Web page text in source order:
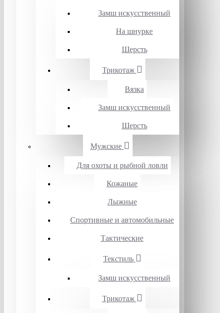
Замш искусственный
На шнурке
Шерсть
Трикотаж
Вязка
Замш искусственный
Шерсть
Мужские
Для охоты и рыбной ловли
Кожаные
Лыжные
Спортивные и автомобильные
Тактические
Текстиль
Замш искусственный
Трикотаж